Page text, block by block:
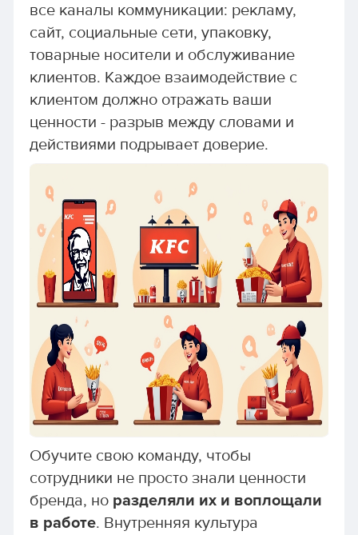
все каналы коммуникации: рекламу,
сайт, социальные сети, упаковку,
товарные носители и обслуживание
клиентов. Каждое взаимодействие с
клиентом должно отражать ваши
ценности - разрыв между словами и
действиями подрывает доверие.
Обучите свою команду, чтобы
сотрудники не просто знали ценности
бренда, но разделяли их и воплощали
в работе. Внутренняя культура